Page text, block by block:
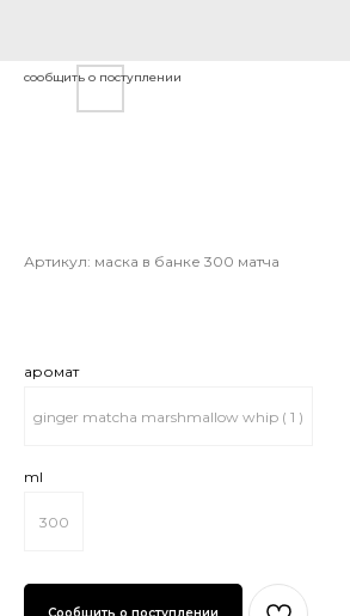
Артикул: маска в банке 300 матча
аромат
ginger matcha marshmallow whip ( 1 )
ml
300